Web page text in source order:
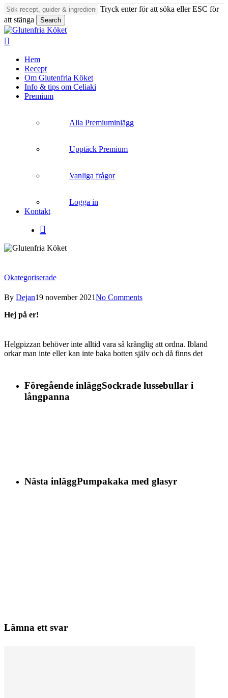
Skip
to
main
content
Tryck enter för att söka eller ESC för
att stänga
Search
Close
Search
Hem
Recept
Om Glutenfria Köket
Info & tips om Celiaki
Premium
Alla Premiuminlägg
Upptäck Premium
Vanliga frågor
Logga in
Kontakt
Okategoriserade
By Dejan19 november 2021No Comments
Hej på er!
Helgpizzan behöver inte alltid vara så krånglig att ordna. Ibland
orkar man inte eller kan inte baka botten själv och då finns det
Föregående inläggSockrade lussebullar i
långpanna
Nästa inläggPumpakaka med glasyr
Lämna ett svar